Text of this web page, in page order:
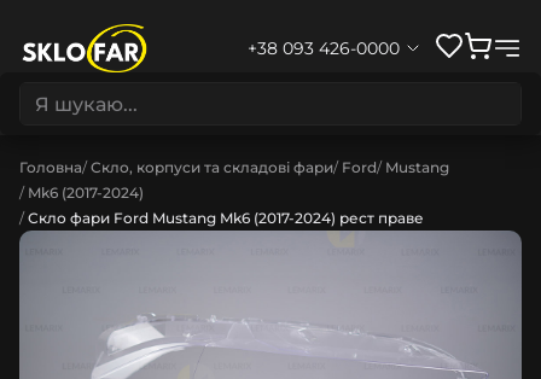
+38 093 426-0000
Головна Скло, корпуси та складові фари Ford Mustang
Mk6 (2017-2024)
Скло фари Ford Mustang Mk6 (2017-2024) рест праве